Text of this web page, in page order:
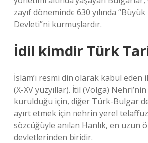
zayıf döneminde 630 yılında
Devleti”ni kurmuşlardır.
İdil kimdir Türk
İslam’ı resmi din olarak kabul eden
(X-XV yüzyıllar). İtil (Volga)
kurulduğu için, diğer Türk-Bulgar
ayırt etmek için nehrin yerel
sözcüğüyle anılan Hanlık, en uzun
devletlerinden biridir.